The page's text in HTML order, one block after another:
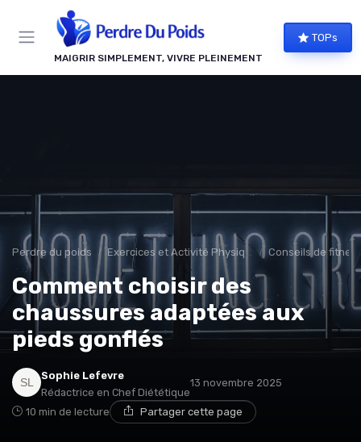
MAIGRIR SIMPLEMENT, VIVRE PLEINEMENT
TOPs
Perdre du poids Exercices et Activité Physique Conseils de
Comment choisir des
chaussures adaptées aux
pieds gonflés
Sophie Lefevre
Rédactrice en Chef Diététique
13 novembre 2025
10 min de lecture Partager cette page
Panneau de gestion des cookies